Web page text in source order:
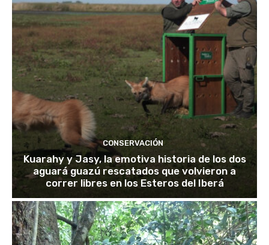
CONSERVACIÓN
Kuarahy y Jasy, la emotiva historia de los dos
aguará guazú rescatados que volvieron a
correr libres en los Esteros del Iberá